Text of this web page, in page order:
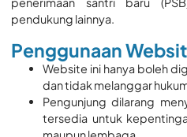
pendukung lainnya.
Penggunaan
Website ini hanya boleh
dan tidak melanggar
Pengunjung dilarang
tersedia untuk